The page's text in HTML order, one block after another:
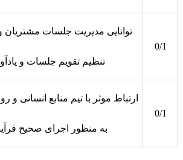
توانایی مدیریت جلسات مشتریان
تنظیم تقویم جلسات و
0/1
ارتباط موثر با تیم منابع انسانی و
به منظور اجرای صحیح
0/1